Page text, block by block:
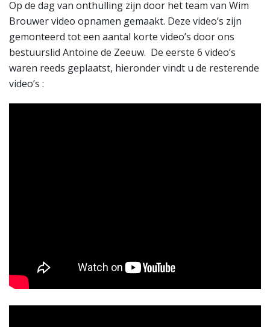
Op de dag van onthulling zijn door het team van Wim
Brouwer video opnamen gemaakt. Deze video’s zijn
gemonteerd tot een aantal korte video’s door ons
bestuurslid Antoine de Zeeuw. De eerste 6 video’s
waren reeds geplaatst, hieronder vindt u de resterende
video’s :